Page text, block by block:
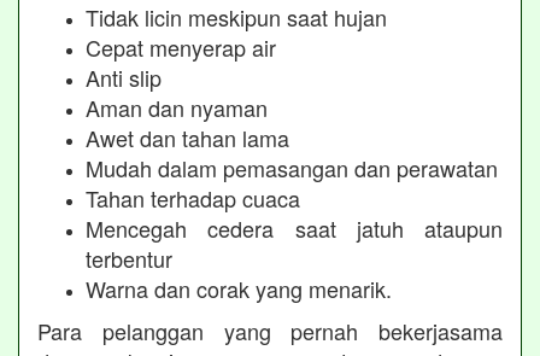
Tidak licin meskipun saat hujan
Cepat menyerap air
Anti slip
Aman dan nyaman
Awet dan tahan lama
Mudah dalam pemasangan dan perawatan
Tahan terhadap cuaca
Mencegah cedera saat jatuh ataupun
terbentur
Warna dan corak yang menarik.
Para pelanggan yang pernah bekerjasama